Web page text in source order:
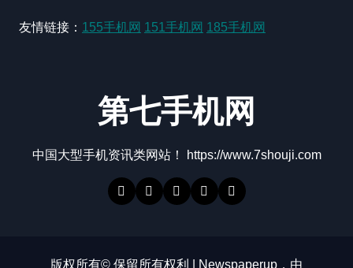
友情链接： 155手机网 151手机网 185手机网
第七手机网
中国大型手机资讯类网站！ https://www.7shouji.com
版权所有© 保留所有权利 Newspaperup ，由